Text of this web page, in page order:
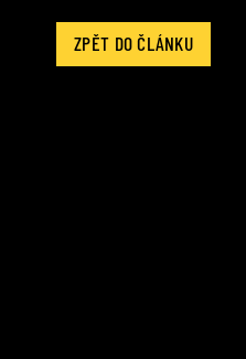
ZPĚT DO ČLÁNKU